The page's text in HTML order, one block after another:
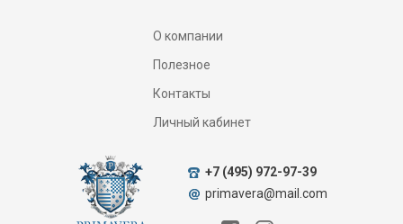
О компании
Полезное
Контакты
Личный кабинет
+7 (495) 972-97-39
primavera@mail.com